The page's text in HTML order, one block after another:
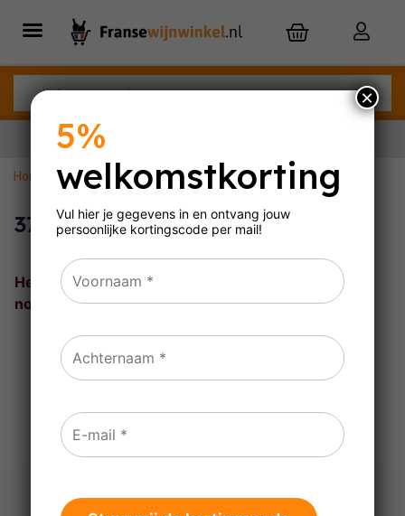
Home »3760148131758
3760148131758
Helaas, geen wijnen gevonden, probeer het
nogmaals met andere filters.
5%
welkomstkorting
Vul hier je gegevens in en ontvang jouw
persoonlijke kortingscode per mail!
×